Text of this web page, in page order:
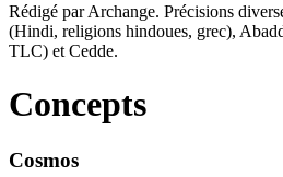
Rédigé par Archange. Précisions
(Hindi, religions hindoues, grec),
TLC) et Cedde.
Concepts
Cosmos